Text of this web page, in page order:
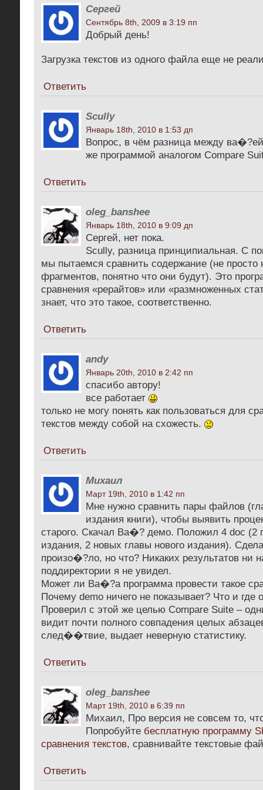
Сергей
Сентябрь 8th, 2009 в 3:19 пп
Добрый день!
Загрузка текстов из одного файла еще не
Ответить
Scully
Январь 18th, 2010 в 1:53 дп
Вопрос, в чём разница между
же программой аналогом Compare
Ответить
oleg_banshee
Январь 18th, 2010 в 9:09 дп
Сергей, нет пока.
Scully, разница принципиальная. С
мы пытаемся сравнить содержание (не просто
фрагментов, понятно что они будут). Это
сравнения «рерайтов» или «размноженных
знает, что это такое, соответственно.
Ответить
andy
Январь 20th, 2010 в 2:42 пп
спасибо автору!
все работает
только не могу понять как пользоваться для
текстов между собой на схожесть.
Ответить
Михаил
Март 19th, 2010 в 1:42 пп
Мне нужно сравнить пары файлов
издания книги), чтобы выявить
старого. Скачал Ва�? демо. Положил 4 doc (2
издания, 2 новых главы нового издания).
произо�?ло, но что? Никаких результатов ни
поддиректории я не увидел.
Может ли Ва�?а программа провести такое
Почему demo ничего не показывает? Что и где
Проверил с этой же целью Compare Suite –
видит почти полного совпадения целых
след��твие, выдает неверную статистику.
Ответить
oleg_banshee
Март 19th, 2010 в 6:39 пп
Михаил, Про версия не совсем то,
Попробуйте бесплатную программу
сравнения текстов, сравнивайте текстовые
Ответить